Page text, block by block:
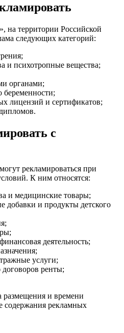
на территории Российской
следующих категорий:
и психотропные вещества;
органами;
лицензий и сертификатов;
с
рекламироваться при
К ним относятся:
и медицинские товары;
добавки и продукты детского
деятельность;
услуги;
ренты;
размещения и времени
содержания рекламных